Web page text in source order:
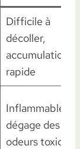
Difficile à
décoller,
accumulation
rapide
Inflammable,
dégage des
odeurs toxiques